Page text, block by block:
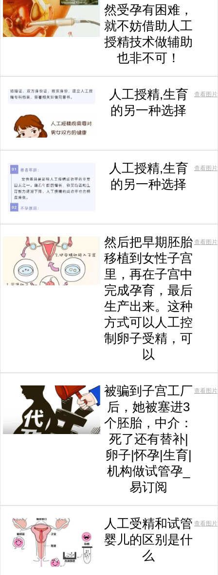
然受孕有困难，
就不妨借助人工
授精技术做辅助
也非不可！
人工授精,生育
的另一种选择
查看图片
人工授精,生育
的另一种选择
查看图片
然后把早期胚胎
移植到女性子宫
里，再在子宫中
完成孕育，最后
生产出来。这种
方式可以人工控
制卵子受精，可
以
查看图片
被骗到子宫工厂
后，她被塞进3
个胚胎，中介：
死了还有替补|
卵子|怀孕|生育|
机构做试管孕_
易订阅
查看图片
人工受精和试管
婴儿的区别是什
么
查看图片